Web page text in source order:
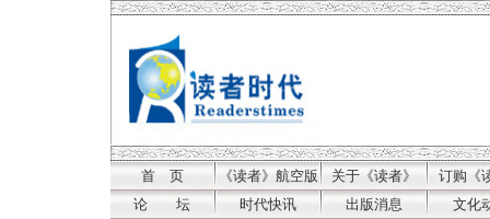
首 页 《读者》航空版 关于《读者》
订购《
论 坛
时代快讯 出版消息
文化